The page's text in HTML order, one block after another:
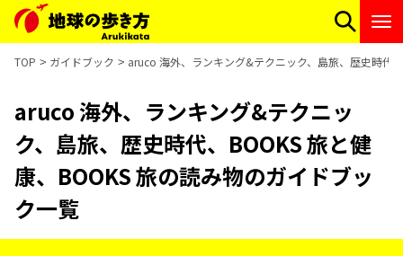
TOP ガイドブック aruco 海外、ランキング&テクニック、島旅、歴史時代
aruco 海外、ランキング&テクニッ
ク、島旅、歴史時代、BOOKS 旅と健
康、BOOKS 旅の読み物のガイドブッ
ク一覧